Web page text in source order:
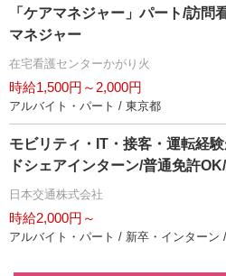
「ケアマネジャー」パート/訪問
マネジャー
在宅看護センターかがり火
時給1,500円～2,000円
アルバイト・パート / 東京都
モビリティ・IT・接客・運転経
ドシェアインターン/普通免許
日本交通株式会社
時給2,000円～
アルバイト・パート / 新卒・インターン